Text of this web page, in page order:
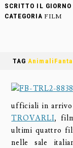
SCRITTO IL GIORNO
CATEGORIA FILM
TAG
ufficiali in
TROVARLI,
ultimi quattro
nelle sale